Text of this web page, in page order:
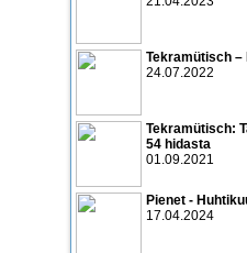
Tekramütisch
24.07.2022
Tekramütisch:
54 hidasta
01.09.2021
Pienet -
17.04.2024